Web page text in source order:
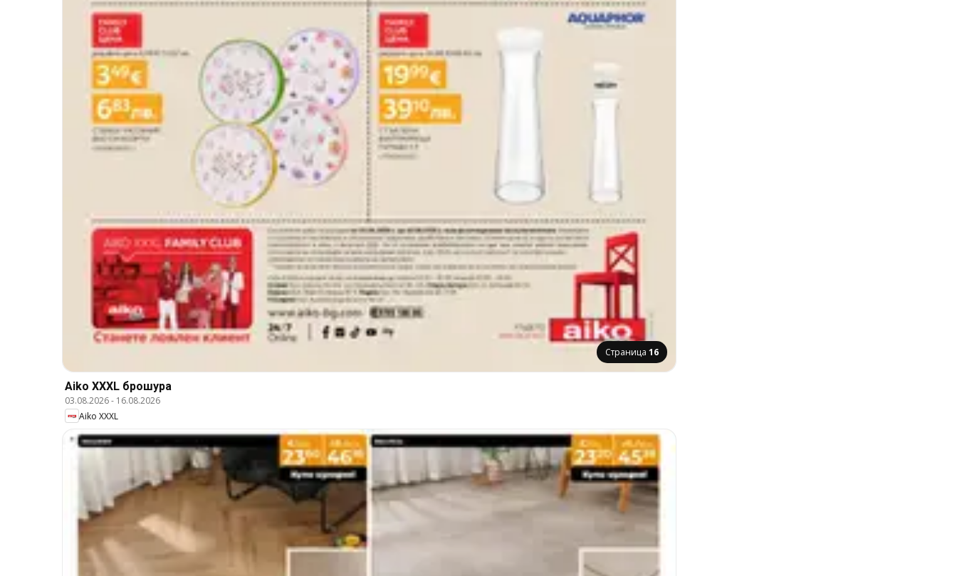
Страница 16
Aiko XXXL брошура
03.08.2026- 16.08.2026
Aiko XXXL